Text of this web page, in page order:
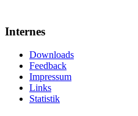
Internes
Downloads
Feedback
Impressum
Links
Statistik